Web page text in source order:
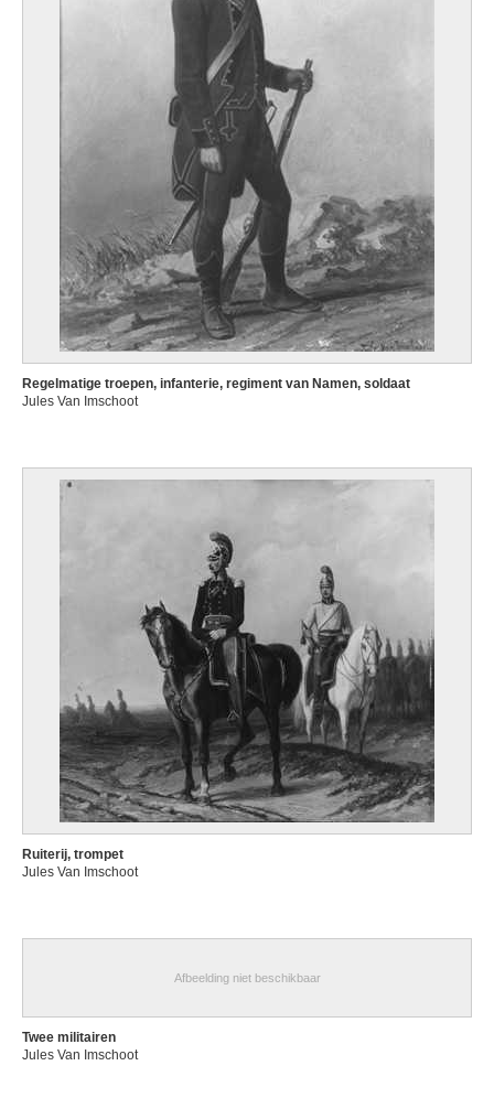
Regelmatige troepen, infanterie, regiment van Namen, soldaat
Jules Van Imschoot
Ruiterij, trompet
Jules Van Imschoot
Afbeelding niet beschikbaar
Twee militairen
Jules Van Imschoot